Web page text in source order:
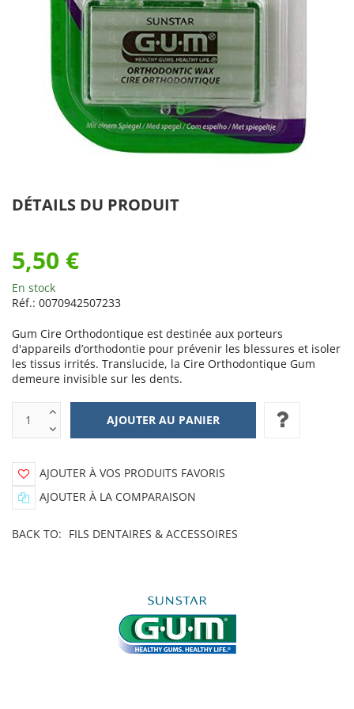
DÉTAILS DU PRODUIT
5,50 €
En stock
Réf.: 0070942507233
Gum Cire Orthodontique est destinée aux porteurs
d'appareils d’orthodontie pour prévenir les blessures et isoler
les tissus irrités. Translucide, la Cire Orthodontique Gum
demeure invisible sur les dents.
AJOUTER À VOS PRODUITS FAVORIS
AJOUTER À LA COMPARAISON
BACK TO: FILS DENTAIRES & ACCESSOIRES